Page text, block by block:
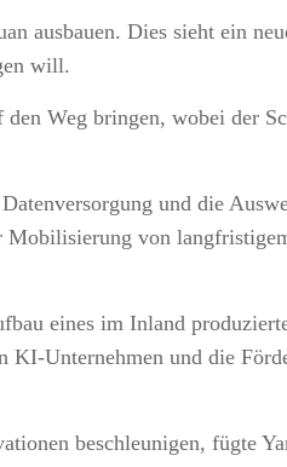
ausbauen. Dies sieht ein
will.
Weg bringen, wobei der
und die
Mobilisierung von
eines im Inland
KI-Unternehmen und die
beschleunigen, fügte